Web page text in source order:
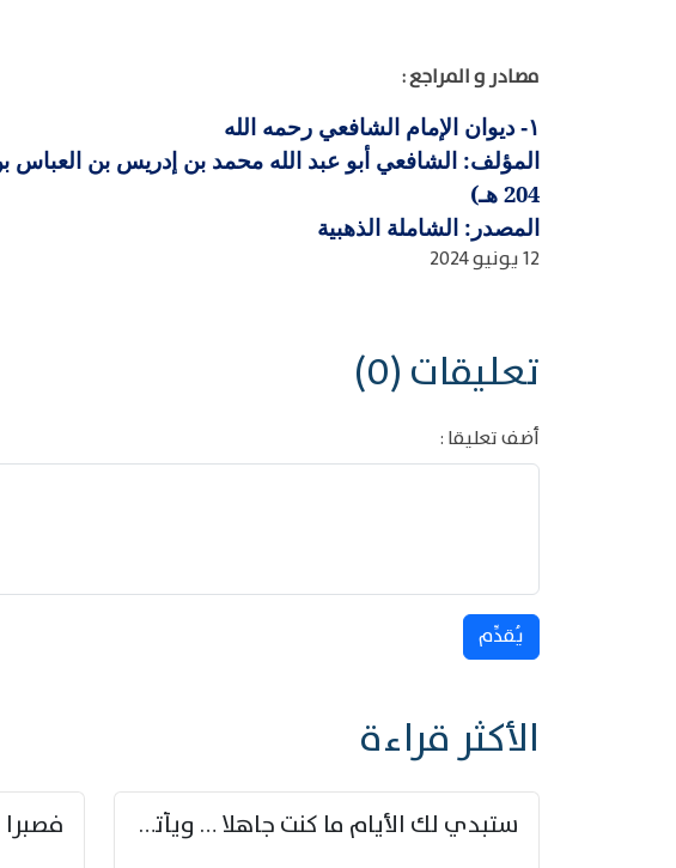
مصادر و المراجع :
١-
ديوان الإمام الشافعي رحمه الله
المؤلف: الشافعي أبو عبد الله محمد بن إدريس بن
204 هـ)
المصدر: الشاملة الذهبية
12 يونيو 2024
تعليقات (0)
أضف تعليقا :
يُقدِّم
الأكثر قراءة
ستبدي لك الأيام ما كنت جاهلا … ويأتيك بالأخبار من لم تزوّد